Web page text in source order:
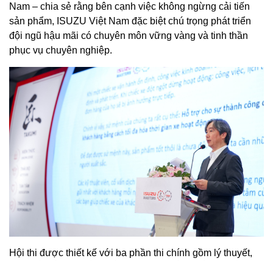
Nam – chia sẻ rằng bên cạnh việc không ngừng cải tiến
sản phẩm, ISUZU Việt Nam đặc biệt chú trọng phát triển
đội ngũ hậu mãi có chuyên môn vững vàng và tinh thần
phục vụ chuyên nghiệp.
Hội thi được thiết kế với ba phần thi chính gồm lý thuyết,